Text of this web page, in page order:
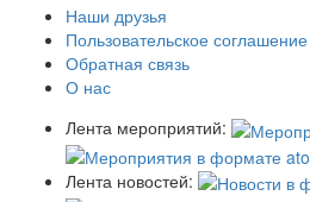
Наши друзья
Пользовательское соглашение
Обратная связь
О нас
Лента мероприятий:
Лента новостей: